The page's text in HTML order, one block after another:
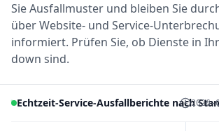
Sie Ausfallmuster und bleiben Sie
über Website- und Service-
informiert. Prüfen Sie, ob Dienste in
down sind.
Echtzeit-Service-Ausfallberichte nach2026-